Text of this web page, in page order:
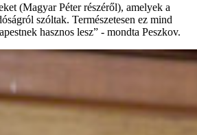
(Magyar Péter részéről), amelyek a
szóltak. Természetesen ez mind
hasznos lesz” - mondta Peszkov.